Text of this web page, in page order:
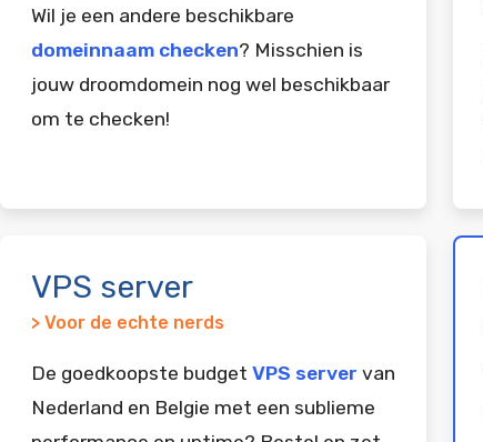
Wil je een andere beschikbare
domeinnaam checken? Misschien is
jouw droomdomein nog wel beschikbaar
om te checken!
VPS server
> Voor de echte nerds
De goedkoopste budget VPS server van
Nederland en Belgie met een sublieme